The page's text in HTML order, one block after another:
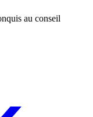
au conseil